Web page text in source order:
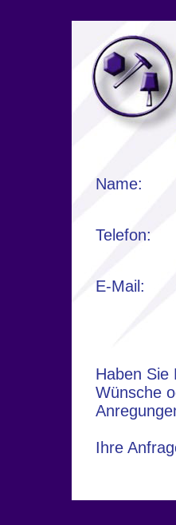
Name:
Telefon:
E-Mail:
Haben Sie
Wünsche
Ihre